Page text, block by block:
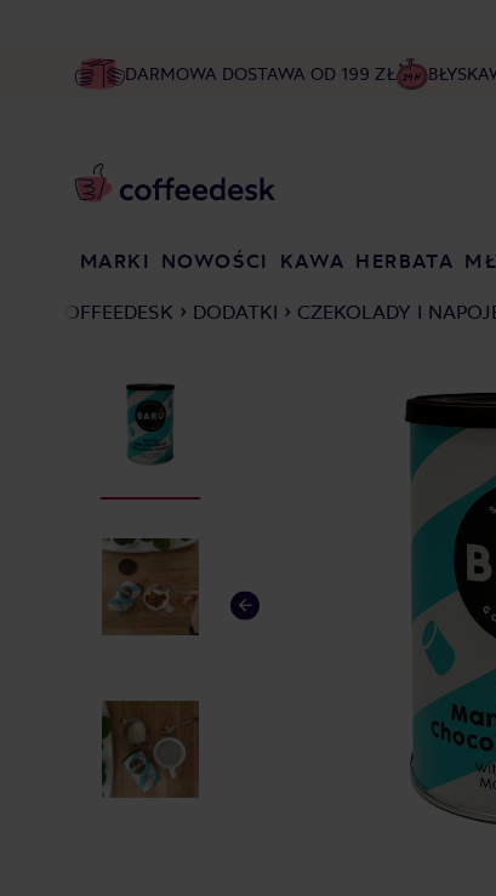
DARMOWA DOSTAWA OD 199 ZŁ
MARKI NOWOŚCI KAWA HERBATA
COFFEEDESK DODATKI CZEKOLADY I